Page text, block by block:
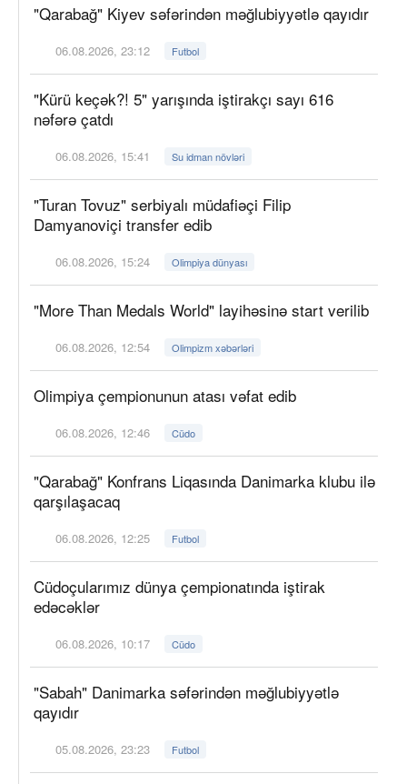
"Qarabağ" Kiyev səfərindən məğlubiyyətlə qayıdır
06.08.2026, 23:12 Futbol
"Kürü keçək?! 5" yarışında iştirakçı sayı 616
nəfərə çatdı
06.08.2026, 15:41 Su idman növləri
"Turan Tovuz" serbiyalı müdafiəçi Filip
Damyanoviçi transfer edib
06.08.2026, 15:24 Olimpiya dünyası
"More Than Medals World" layihəsinə start verilib
06.08.2026, 12:54 Olimpizm xəbərləri
Olimpiya çempionunun atası vəfat edib
06.08.2026, 12:46 Cüdo
"Qarabağ" Konfrans Liqasında Danimarka klubu ilə
qarşılaşacaq
06.08.2026, 12:25 Futbol
Cüdoçularımız dünya çempionatında iştirak
edəcəklər
06.08.2026, 10:17 Cüdo
"Sabah" Danimarka səfərindən məğlubiyyətlə
qayıdır
05.08.2026, 23:23 Futbol